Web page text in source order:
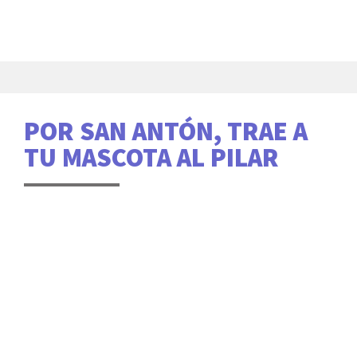
POR SAN ANTÓN, TRAE A
TU MASCOTA AL PILAR